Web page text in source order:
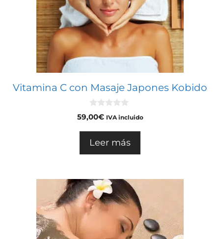
Vitamina C con Masaje Japones Kobido
0
d
59,00€ IVA incluido
Leer más